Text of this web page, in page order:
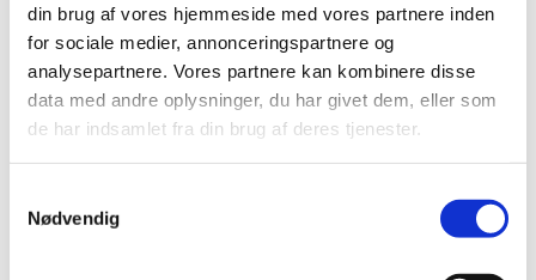
din brug af vores hjemmeside med vores partnere inden
for sociale medier, annonceringspartnere og
analysepartnere. Vores partnere kan kombinere disse
data med andre oplysninger, du har givet dem, eller som
de har indsamlet fra din brug af deres tjenester.
Nødvendig
december (1)
november (6)
oktober (4)
september (7)
august (1)
maj (1)